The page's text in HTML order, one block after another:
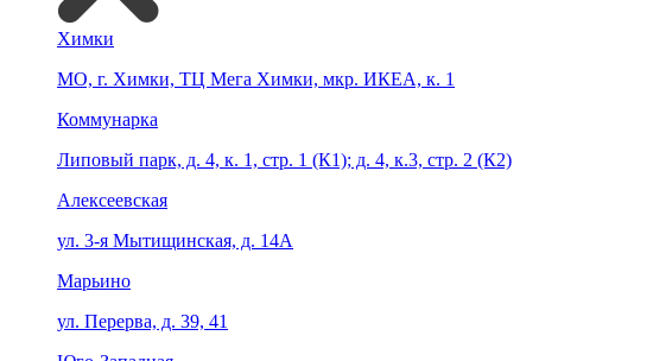
Химки
МО, г. Химки, ТЦ Мега Химки, мкр. ИКЕА, к. 1
Коммунарка
Липовый парк, д. 4, к. 1, стр. 1 (К1); д. 4, к.3, стр. 2 (К2)
Алексеевская
ул. 3-я Мытищинская, д. 14А
Марьино
ул. Перерва, д. 39, 41